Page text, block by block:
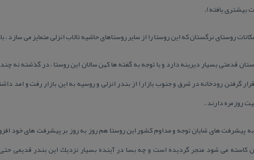
بیشتری یافته).
روستای نرگستان كه این روستا را از سایر روستاهای حاشیه تالاب انزلی متمایز می سازد ،
قدمتی بسیار دیرینه دارد و با توجه به گفته ها كهن سالان این روستا ، در گذشته نه
روزمره دارند .
به پیشرفت های شایان توجه و مداوم كشور این روستا هم روز به روز بر پیشرفت های خود
كاسته می شود منجر گردیده است و چه بسا در آینده بسیار نزدیك این بندر قدیمی حتی